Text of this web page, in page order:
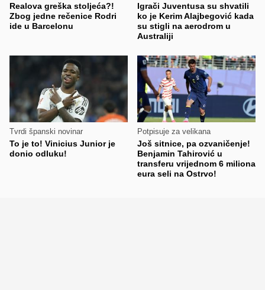
Realova greška stoljeća?!
Zbog jedne rečenice Rodri
ide u Barcelonu
Igrači Juventusa su shvatili
ko je Kerim Alajbegović kada
su stigli na aerodrom u
Australiji
Tvrdi španski novinar
To je to! Vinicius Junior je
donio odluku!
Potpisuje za velikana
Još sitnice, pa ozvaničenje!
Benjamin Tahirović u
transferu vrijednom 6 miliona
eura seli na Ostrvo!